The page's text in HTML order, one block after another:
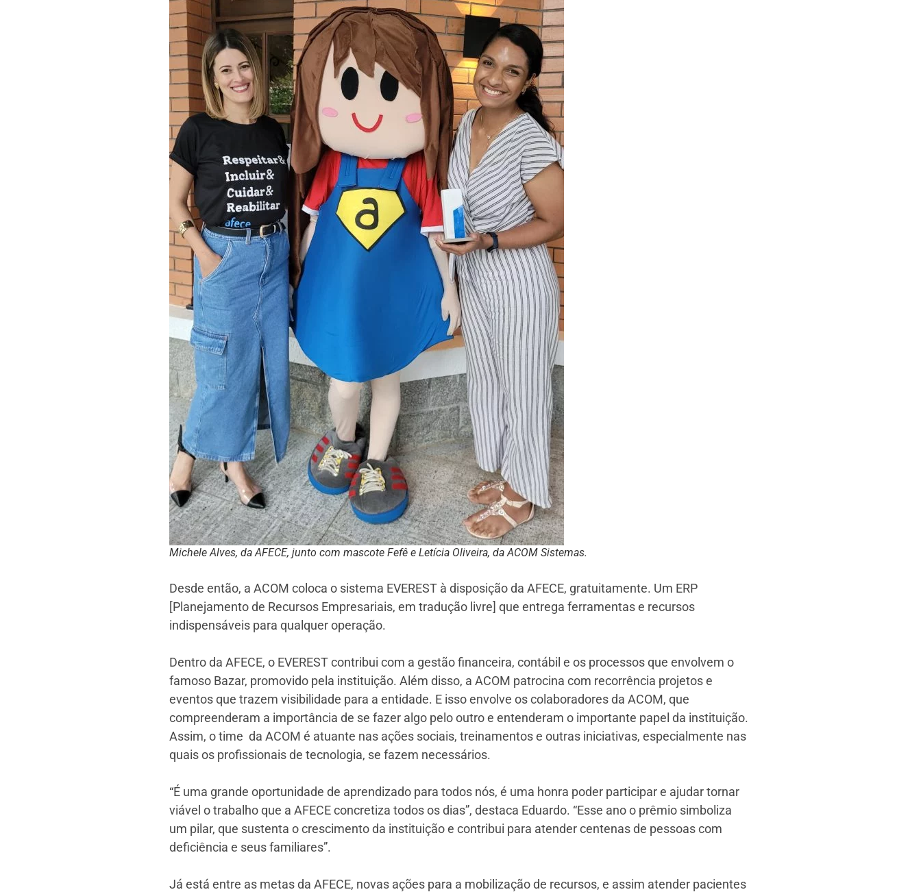
Michele Alves, da AFECE, junto com mascote Fefê e Letícia Oliveira, da ACOM Sistemas.
Desde então, a ACOM coloca o sistema EVEREST à disposição da AFECE, gratuitamente. Um ERP
[Planejamento de Recursos Empresariais, em tradução livre] que entrega ferramentas e recursos
indispensáveis para qualquer operação.
Dentro da AFECE, o EVEREST contribui com a gestão financeira, contábil e os processos que envolvem o
famoso Bazar, promovido pela instituição. Além disso, a ACOM patrocina com recorrência projetos e
eventos que trazem visibilidade para a entidade. E isso envolve os colaboradores da ACOM, que
compreenderam a importância de se fazer algo pelo outro e entenderam o importante papel da instituição.
Assim, o time da ACOM é atuante nas ações sociais, treinamentos e outras iniciativas, especialmente nas
quais os profissionais de tecnologia, se fazem necessários.
“É uma grande oportunidade de aprendizado para todos nós, é uma honra poder participar e ajudar tornar
viável o trabalho que a AFECE concretiza todos os dias”, destaca Eduardo. “Esse ano o prêmio simboliza
um pilar, que sustenta o crescimento da instituição e contribui para atender centenas de pessoas com
deficiência e seus familiares”.
Já está entre as metas da AFECE, novas ações para a mobilização de recursos, e assim atender pacientes